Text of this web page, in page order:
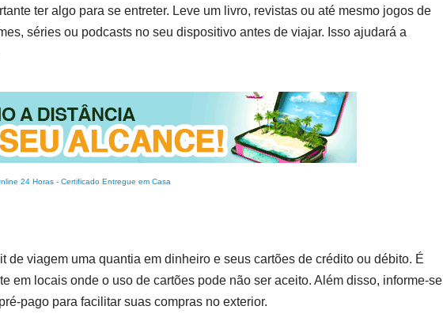
ter algo para se entreter. Leve um livro, revistas ou até mesmo jogos de
séries ou podcasts no seu dispositivo antes de viajar. Isso ajudará a
24 Horas- Certificado Entregue em Casa
de viagem uma quantia em dinheiro e seus cartões de crédito ou débito. É
em locais onde o uso de cartões pode não ser aceito. Além disso, informe-se
pago para facilitar suas compras no exterior.